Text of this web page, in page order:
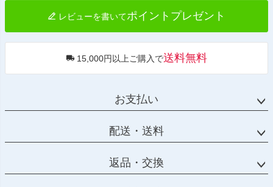
レビューを書いてポイントプレゼント
15,000円以上ご購入で送料無料
お支払い
配送・送料
返品・交換